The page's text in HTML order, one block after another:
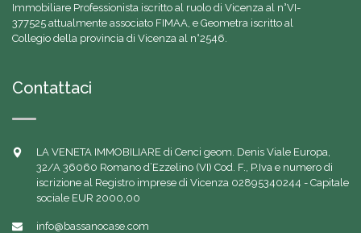
Immobiliare Professionista iscritto al ruolo di Vicenza al n°VI-
377525 attualmente associato FIMAA, e Geometra iscritto al
Collegio della provincia di Vicenza al n°2546.
Contattaci
LA VENETA IMMOBILIARE di Cenci geom. Denis Viale Europa,
32/A 36060 Romano d’Ezzelino (VI) Cod. F., P.Iva e numero di
iscrizione al Registro imprese di Vicenza 02895340244 - Capitale
sociale EUR 2000,00
info@bassanocase.com